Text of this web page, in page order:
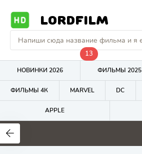
LORDFILM
НОВИНКИ 2026
13
ФИЛЬМЫ 2025
ФИЛЬМЫ 4К MARVEL DC
APPLE
4.7